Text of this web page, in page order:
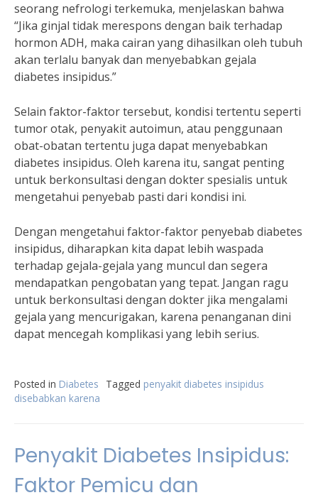
seorang nefrologi terkemuka, menjelaskan bahwa
“Jika ginjal tidak merespons dengan baik terhadap
hormon ADH, maka cairan yang dihasilkan oleh tubuh
akan terlalu banyak dan menyebabkan gejala
diabetes insipidus.”
Selain faktor-faktor tersebut, kondisi tertentu seperti
tumor otak, penyakit autoimun, atau penggunaan
obat-obatan tertentu juga dapat menyebabkan
diabetes insipidus. Oleh karena itu, sangat penting
untuk berkonsultasi dengan dokter spesialis untuk
mengetahui penyebab pasti dari kondisi ini.
Dengan mengetahui faktor-faktor penyebab diabetes
insipidus, diharapkan kita dapat lebih waspada
terhadap gejala-gejala yang muncul dan segera
mendapatkan pengobatan yang tepat. Jangan ragu
untuk berkonsultasi dengan dokter jika mengalami
gejala yang mencurigakan, karena penanganan dini
dapat mencegah komplikasi yang lebih serius.
Posted in Diabetes Tagged penyakit diabetes insipidus
disebabkan karena
Penyakit Diabetes Insipidus:
Faktor Pemicu dan